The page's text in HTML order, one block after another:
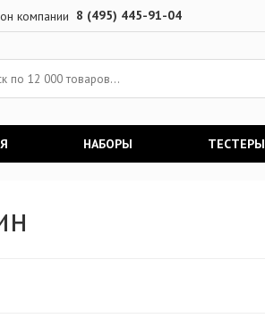
8 (495) 445-91-04
НАБОРЫ ТЕСТЕРЫ